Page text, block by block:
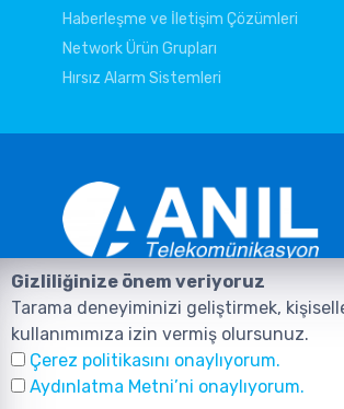
Haberleşme ve İletişim Çözümleri
Network Ürün Grupları
Hırsız Alarm Sistemleri
Anasayfa Ürünler İletişim
Gizliliğinize önem veriyoruz
Tarama deneyiminizi geliştirmek,
kullanımımıza izin vermiş olursunuz.
Çerez politikasını onaylıyorum.
Aydınlatma Metni’ni onaylıyorum.